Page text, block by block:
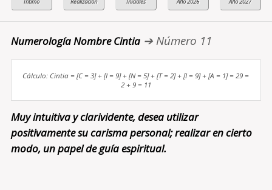
Numerología Nombre Cintia➔ Número 11
Cálculo: Cintia = [C = 3] + [I = 9] + [N = 5] + [T = 2] + [I = 9] + [A = 1] = 29 =
2 + 9 = 11
Muy intuitiva y clarividente, desea utilizar
positivamente su carisma personal; realizar en cierto
modo, un papel de guía espiritual.